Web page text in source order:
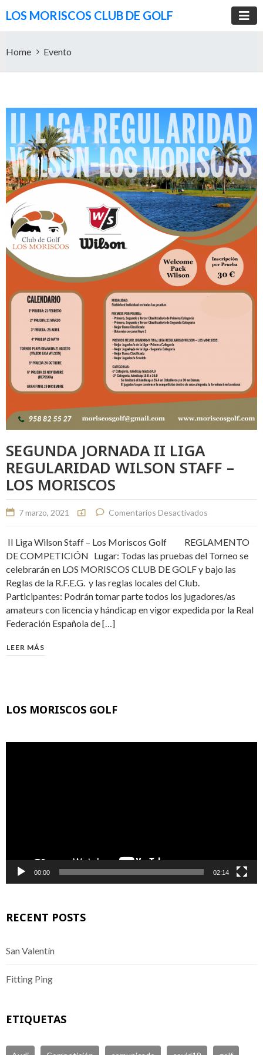
LOS MORISCOS CLUB DE GOLF
Home Evento
SEGUNDA JORNADA II LIGA
REGULARIDAD WILSON STAFF –
LOS MORISCOS
7 marzo, 2021 Comentarios Desactivados
II Liga Wilson Staff – Los Moriscos Golf REGLAMENTO
DE COMPETICIÓN Lugar: Todas las pruebas del Torneo se
celebrarán en LOS MORISCOS CLUB DE GOLF y bajo las
Reglas de la R.F.E.G. y las reglas locales del Club.
Participantes: Podrán tomar parte todos los jugadores/as
amateurs con licencia y hándicap en vigor expedida por la Real
Federación Española de […]
LEER MÁS
LOS MORISCOS GOLF
00:00 02:14
RECENT POSTS
San Valentín
Fitting Ping
ETIQUETAS